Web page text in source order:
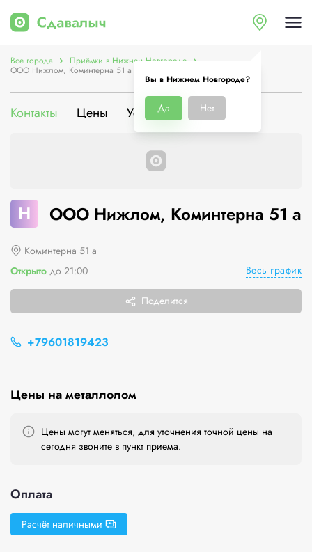
Вы в Нижнем Новгороде?
Да Нет
Все города Приёмки в Нижнем Новгороде
ООО Нижлом, Коминтерна 51 а
Контакты Цены Услуги О компании
Н ООО Нижлом, Коминтерна 51 а
Коминтерна 51 а
Открыто до 21:00 Весь график
Поделится
+79601819423
Цены на металлолом
Цены могут меняться, для уточнения точной цены на
сегодня звоните в пункт приема.
Оплата
Расчёт наличными